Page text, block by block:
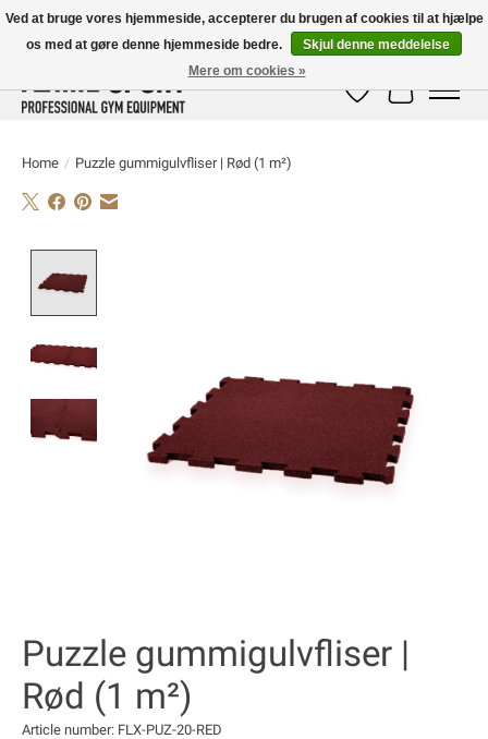
E-MAIL:info@flame-sport.deTEL.: +49 1525 9705 011
Ønskeseddel
Home / Puzzle gummigulvfliser | Rød (1 m²)
Puzzle gummigulvfliser |
Rød (1 m²)
Article number: FLX-PUZ-20-RED
Ved at bruge vores hjemmeside, accepterer du brugen af ​​cookies til at hjælpe
os med at gøre denne hjemmeside bedre.
Skjul denne meddelelse
Mere om cookies »